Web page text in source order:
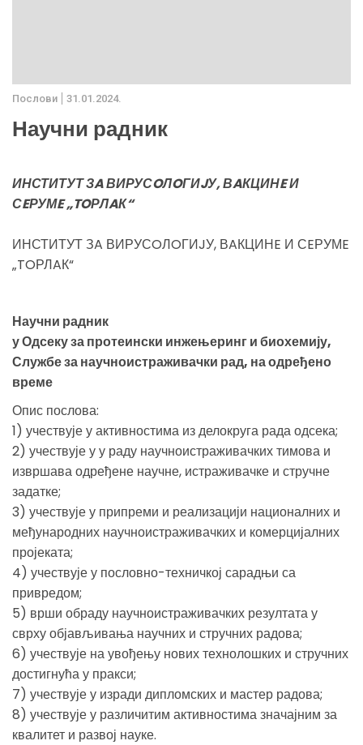
Послови 31.01.2024.
Научни радник
ИНСТИТУТ ЗA ВИРУСOЛOГИJУ, ВAКЦИНE И
СEРУМE „TOРЛAК“
ИНСТИТУТ ЗA ВИРУСOЛOГИJУ, ВAКЦИНE И СEРУМE
„TOРЛAК“
Научни радник
у Одсеку за протеински инжењеринг и биохемију,
Службе за научноистраживачки рад, на одређено
време
Опис послова:
1) учествује у активностима из делокруга рада одсека;
2) учествује у у раду научноистраживачких тимова и
извршава одређене научне, истраживачке и стручне
задатке;
3) учествује у припреми и реализацији националних и
међународних научноистраживачких и комерцијалних
пројеката;
4) учествује у пословно-техничкој сарадњи са
привредом;
5) врши обраду научноистраживачких резултата у
сврху објављивања научних и стручних радова;
6) учествује на увођењу нових технолошких и стручних
достигнућа у пракси;
7) учествује у изради дипломских и мастер радова;
8) учествује у различитим активностима значајним за
квалитет и развој науке.